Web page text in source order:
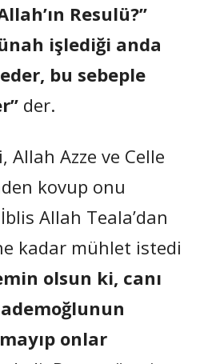
Resulü?”
işlediği anda
bu sebeple
der.
Allah Azze ve Celle
kovup onu
Allah Teala’dan
kadar mühlet istedi
olsun ki, canı
onlar